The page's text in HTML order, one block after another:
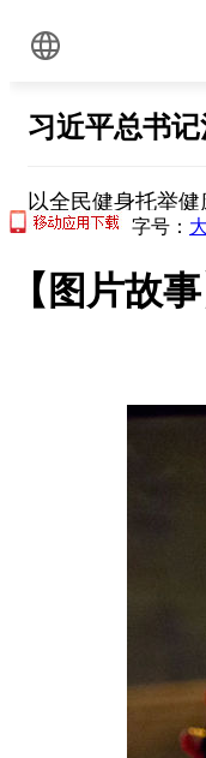
字号： 大
【图片故